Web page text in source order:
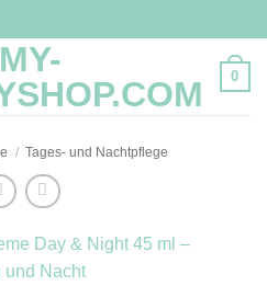
0
/ Tages- und Nachtpflege